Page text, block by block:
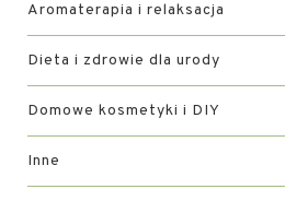
Aromaterapia i relaksacja
Dieta i zdrowie dla urody
Domowe kosmetyki i DIY
Inne